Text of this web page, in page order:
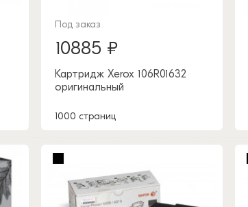
Под заказ
10885 ₽
Картридж Xerox 106R01632
оригинальный
1000 страниц